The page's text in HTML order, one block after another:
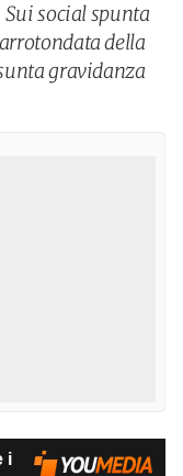
social spunta
della
gravidanza